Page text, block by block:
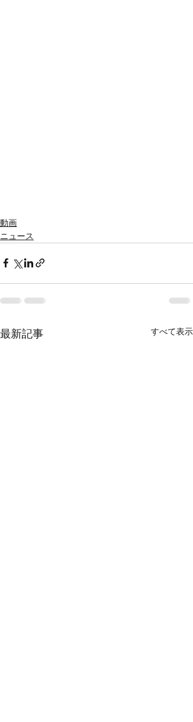
動画
ニュース
最新記事 すべて表示